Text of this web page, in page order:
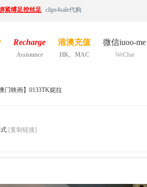
紧缚足控丝足 clips4sale代购
Recharge
Assistance
港澳充值
HK、MAC
微信iuoo-me
WeChat
澳门映画】0133TK妮拉
[复制链接]